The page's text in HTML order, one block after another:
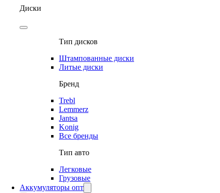
Диски
Тип дисков
Штампованные диски
Литые диски
Бренд
Trebl
Lemmerz
Jantsa
Konig
Все бренды
Тип авто
Легковые
Грузовые
Аккумуляторы опт